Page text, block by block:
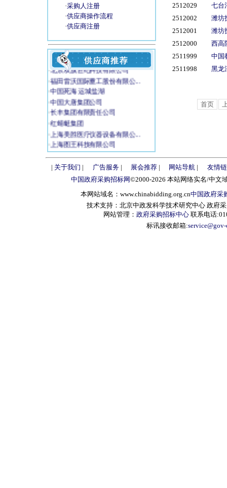
·采购人注册
·供应商操作流程
·供应商注册
·吉林省吉能电力建设监理有限...
福建省惠安水工机械厂
北京双旗世纪科技有限公司
福田雷沃国际重工股份有限公...
中国死海 运城盐湖
中国大唐集团公司
长丰集团有限责任公司
红蜻蜓集团
上海美胜医疗仪器设备有限公...
上海图王科技有限公司
·冀州市禹王水利机械有限责任...
秦皇岛市渤海金属软管厂
广东南粤电气有限公司
宜兴市溢洋水工业有限公司
菱大机电设备(上海)有限公...
法国德莱夫股份有限公司北京...
（江阴远能电力装备有限公司...
2512029
七台
2512002
潍坊
2512001
潍坊
2512000
西高
2511999
中国
2511998
黑龙
首页
| 关于我们 | 广告服务| 展会推荐| 网站导航 |
友情
中国政府采购招标网©2000-2026 本站网络实名/中文
本网站域名：www.chinabidding.org.cn中国政府采
技术支持：北京中政发科学技术研究中心 政府
网站管理： 政府采购招标中心 联系电话
标讯接收邮箱: